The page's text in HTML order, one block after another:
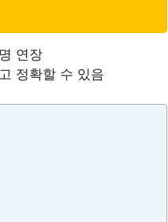
연장
정확할 수 있음